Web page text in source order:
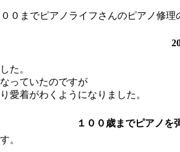
０までピアノライフさんのピアノ修
た。
っていたのですが
愛着がわくようになりました。
１００歳までピアノを
。